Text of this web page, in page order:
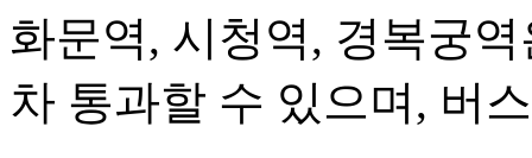
화문역, 시청역, 경복궁
차 통과할 수 있으며, 버